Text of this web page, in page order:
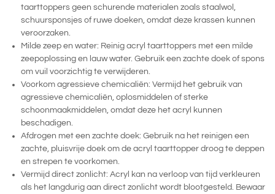
taarttoppers geen schurende materialen zoals staalwol,
schuursponsjes of ruwe doeken, omdat deze krassen kunnen
veroorzaken.
Milde zeep en water: Reinig acryl taarttoppers met een milde
zeepoplossing en lauw water. Gebruik een zachte doek of spons
om vuil voorzichtig te verwijderen.
Voorkom agressieve chemicaliën: Vermijd het gebruik van
agressieve chemicaliën, oplosmiddelen of sterke
schoonmaakmiddelen, omdat deze het acryl kunnen
beschadigen.
Afdrogen met een zachte doek: Gebruik na het reinigen een
zachte, pluisvrije doek om de acryl taarttopper droog te deppen
en strepen te voorkomen.
Vermijd direct zonlicht: Acryl kan na verloop van tijd verkleuren
als het langdurig aan direct zonlicht wordt blootgesteld. Bewaar